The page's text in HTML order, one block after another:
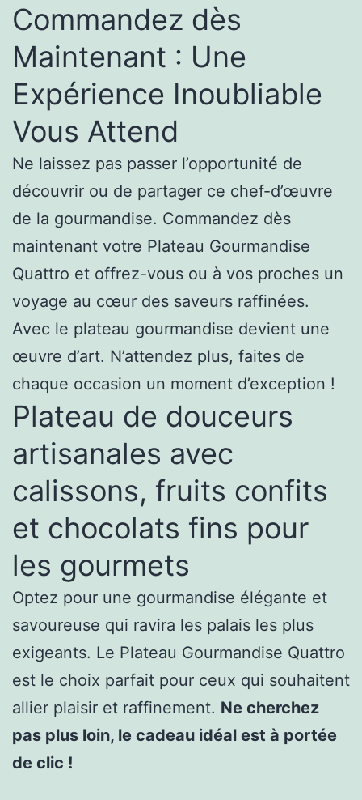
Commandez dès
Maintenant : Une
Expérience Inoubliable
Vous Attend
Ne laissez pas passer l’opportunité de
découvrir ou de partager ce chef-d’œuvre
de la gourmandise. Commandez dès
maintenant votre Plateau Gourmandise
Quattro et offrez-vous ou à vos proches un
voyage au cœur des saveurs raffinées.
Avec le plateau gourmandise devient une
œuvre d’art. N’attendez plus, faites de
chaque occasion un moment d’exception !
Plateau de douceurs
artisanales avec
calissons, fruits confits
et chocolats fins pour
les gourmets
Optez pour une gourmandise élégante et
savoureuse qui ravira les palais les plus
exigeants. Le Plateau Gourmandise Quattro
est le choix parfait pour ceux qui souhaitent
allier plaisir et raffinement. Ne cherchez
pas plus loin, le cadeau idéal est à portée
de clic !